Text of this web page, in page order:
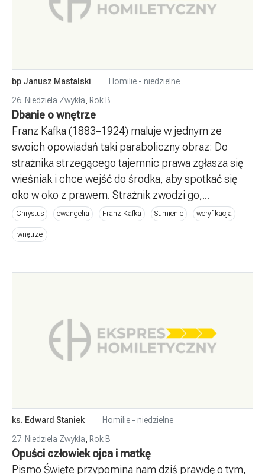
bp Janusz Mastalski
Homilie - niedzielne
26. Niedziela Zwykła
Rok B
Dbanie o wnętrze
Franz Kafka (1883–1924) maluje w jednym ze
swoich opowiadań taki paraboliczny obraz: Do
strażnika strzegącego tajemnic prawa zgłasza się
wieśniak i chce wejść do środka, aby spotkać się
oko w oko z prawem. Strażnik zwodzi go,...
Chrystus ewangelia Franz Kafka Sumienie weryfikacja
wnętrze
ks. Edward Staniek
Homilie - niedzielne
27. Niedziela Zwykła Rok B
Opuści człowiek ojca i matkę
Pismo Święte przypomina nam dziś prawdę o tym,